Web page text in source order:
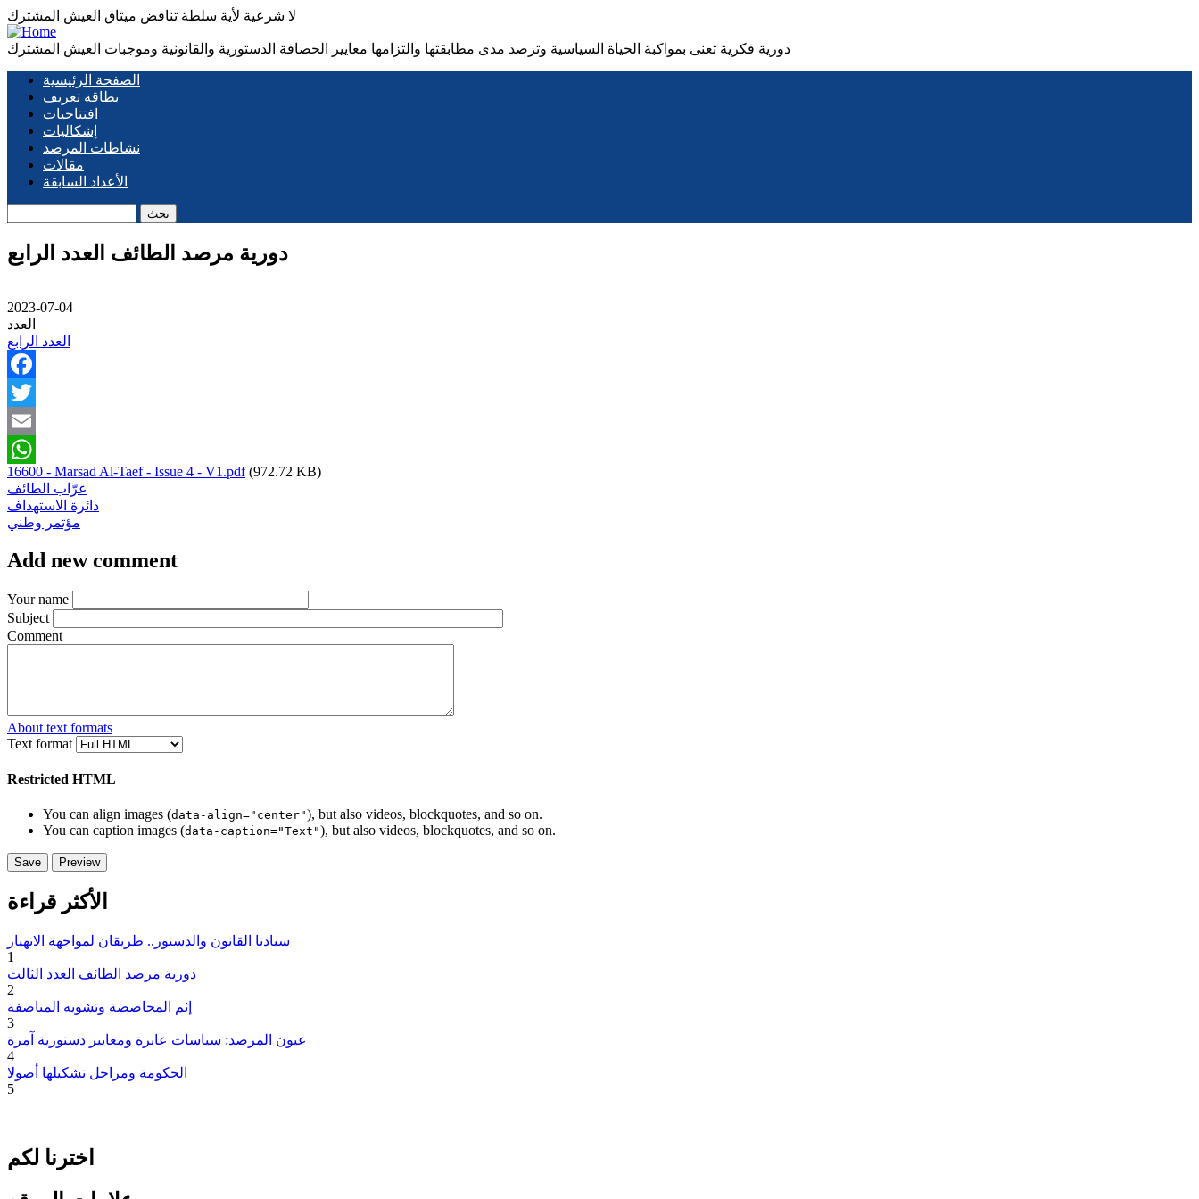
لا شرعية لأية سلطة تناقض ميثاق العيش المشترك
دورية فكرية تعنى بمواكبة الحياة السياسية وترصد مدى مطابقتها والتزامها معايير الحصافة الدستورية والقانونية وموجبات العيش المشترك
Main
navigation
الصفحة الرئيسية
بطاقة تعريف
افتتاحيات
إشكاليات
نشاطات المرصد
مقالات
الأعداد السابقة
دورية مرصد الطائف العدد الرابع
2023-07-04
العدد
العدد الرابع
Facebook
Twitter
Email
WhatsApp
16600 - Marsad Al-Taef - Issue 4 - V1.pdf (972.72 KB)
عرّاب الطائف
دائرة الاستهداف
مؤتمر وطني
Add new comment
Your name
Subject
Comment
About text formats
Text format
Restricted HTML
You can align images (data-align="center"), but also videos, blockquotes, and so on.
You can caption images (data-caption="Text"), but also videos, blockquotes, and so on.
الأكثر قراءة
سيادتا القانون والدستور.. طريقان لمواجهة الانهيار
1
دورية مرصد الطائف العدد الثالث
2
إثم المحاصصة وتشويه المناصفة
3
عيون المرصد: سياسات عابرة ومعايير دستورية آمرة
4
الحكومة ومراحل تشكيلها أصولا
5
اخترنا لكم